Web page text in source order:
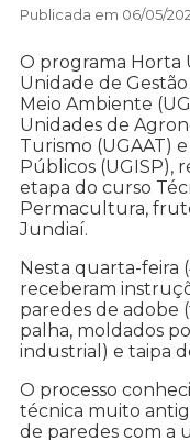
Publicada em 06/05/
O programa Horta
Unidade de
Meio Ambiente
Unidades de
Turismo (UGAAT)
Públicos (UGISP),
etapa do curso
Permacultura,
Jundiaí.
Nesta quarta-feira
receberam
paredes de adobe
palha, moldados
industrial) e taipa
O processo
técnica muito
de paredes com a